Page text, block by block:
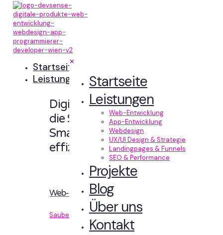
✕
Startseite
Leistungen
Web-Entwicklung
App-Entwicklung
Webdesign
UX/UI Design & Strategie
Landingpages & Funnels
SEO & Performance
Projekte
Blog
Über uns
Kontakt
Startseite
Leistungen
Digitale Erlebnisse,
die Sinn machen.
Smart designt und
effizient entwickelt.
Web-Entwicklung
Sauberer Code, der performt.